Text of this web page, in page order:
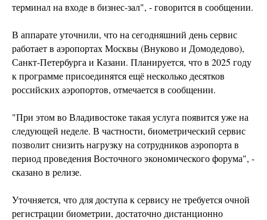
терминал на входе в бизнес-зал", - говорится в сообщении.
В аппарате уточнили, что на сегодняшний день сервис
работает в аэропортах Москвы (Внуково и Домодедово),
Санкт-Петербурга и Казани. Планируется, что в 2025 году
к программе присоединятся ещё несколько десятков
российских аэропортов, отмечается в сообщении.
"При этом во Владивостоке такая услуга появится уже на
следующей неделе. В частности, биометрический сервис
позволит снизить нагрузку на сотрудников аэропорта в
период проведения Восточного экономического форума", -
сказано в релизе.
Уточняется, что для доступа к сервису не требуется очной
регистрации биометрии, достаточно дистанционно